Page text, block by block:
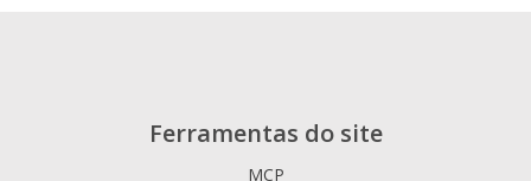
Ferramentas do site
MCP